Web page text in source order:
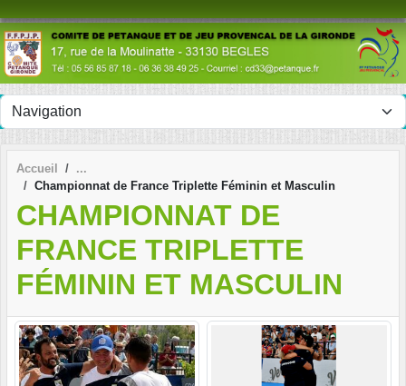
Accueil
Championnat de France Triplette Féminin et Masculin
CHAMPIONNAT DE
FRANCE TRIPLETTE
FÉMININ ET MASCULIN